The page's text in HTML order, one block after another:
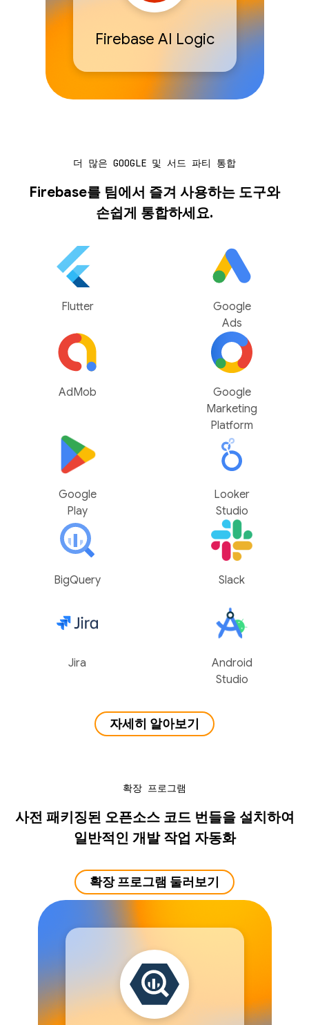
Firebase AI Logic
더 많은 GOOGLE 및 서드 파티 통합
Firebase를 팀에서 즐겨 사용하는 도구와
손쉽게 통합하세요.
Flutter
Google
Ads
AdMob
Google
Marketing
Platform
Google
Play
Looker
Studio
BigQuery Slack
Jira
Android
Studio
자세히 알아보기
확장 프로그램
사전 패키징된 오픈소스 코드 번들을 설치하여
일반적인 개발 작업 자동화
확장 프로그램 둘러보기